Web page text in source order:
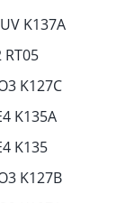
K137A
RT05
K127C
K135A
K135
K127B